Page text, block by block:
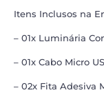
Itens Inclusos na
– 01x Luminária
– 01x Cabo Micro
– 02x Fita Adesiva